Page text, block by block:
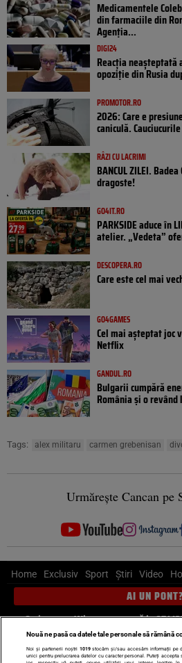
Medicamentele
din farmaciile din
Agenția...
DIGI24
Reacția
opoziţie din Rusia
PROMOTOR.RO
2026: Care e
caniculă.
RÂZI CU LACRIMI
BANCUL ZILEI.
dragoste!
GO4IT.RO
PARKSIDE aduce în
atelier. „Vedeta”
DESCOPERA.RO
Care este cel mai
GO4GAMES
Cel mai așteptat joc
Netflix
GANDUL.RO
Bulgarii cumpără
România și o
Tags: alex militaru carmen grebenisan
Urmărește Cancan pe
Home Exclusiv Sport Știri Video
AI UN PONT?
Scrie-ne pe Whatsapp, sună la
Nouă ne pasă ca datele tale personale să rămână
Noi și partenerii noștri 1019stocăm și/sau accesăm informații pe
unici pentru prelucrarea datelor cu caracter personal. Puteți